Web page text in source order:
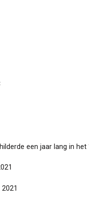
een jaar lang in het